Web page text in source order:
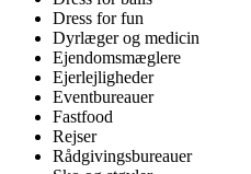
Dress for fun
Dyrlæger og medicin
Ejendomsmæglere
Ejerlejligheder
Eventbureauer
Fastfood
Rejser
Rådgivingsbureauer